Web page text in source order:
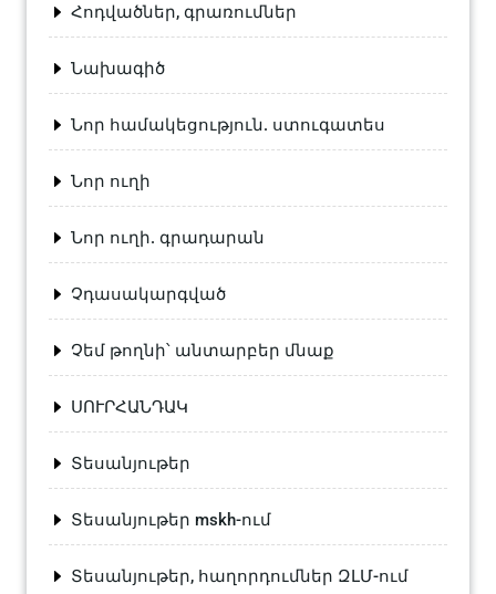
Հոդվածներ, գրառումներ
Նախագիծ
Նոր համակեցություն. ստուգատես
Նոր ուղի
Նոր ուղի. գրադարան
Չդասակարգված
Չեմ թողնի՝ անտարբեր մնաք
ՍՈՒՐՀԱՆԴԱԿ
Տեսանյութեր
Տեսանյութեր mskh-ում
Տեսանյութեր, հաղորդումներ ԶԼՄ-ում